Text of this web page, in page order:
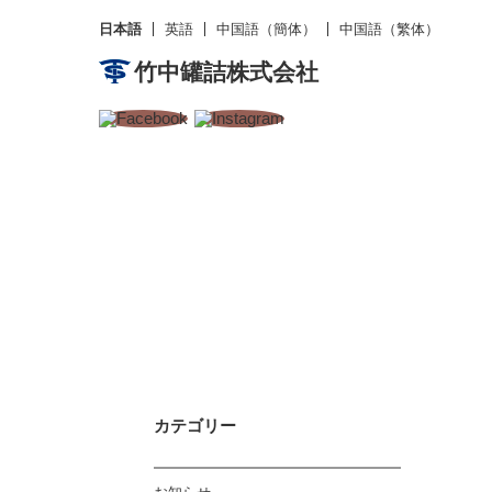
竹中罐詰株式会社
日本語 英語 中国語（簡体） 中国語（繁体）
カテゴリー